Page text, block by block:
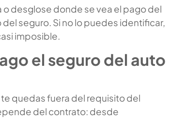
o desglose donde se vea el pago del
seguro. Si no lo puedes identificar,
imposible.
el seguro del auto
quedas fuera del requisito del
del contrato: desde